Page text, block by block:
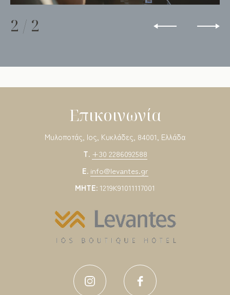
2 / 2
Επικοινωνία
Μυλοποτάς, Ιος, Κυκλάδες, 84001, Ελλάδα
T. +30 2286092588
E. info@levantes.gr
MHTE: 1219K91011117001